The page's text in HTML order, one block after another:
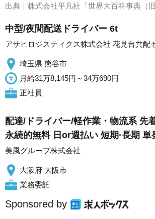
出典｜ 株式会社平凡社「世界大百科事典（旧
中型/夜間配送ドライバー 6t
アサヒロジスティクス株式会社 花見台共配
埼玉県 熊谷市
月給31万8,145円～34万690円
正社員
配達/ドライバー/軽作業・物流系 先
永続的無料 日or週払い 短期·長期 単
美風グループ株式会社
大阪府 大阪市
業務委託
Sponsored by